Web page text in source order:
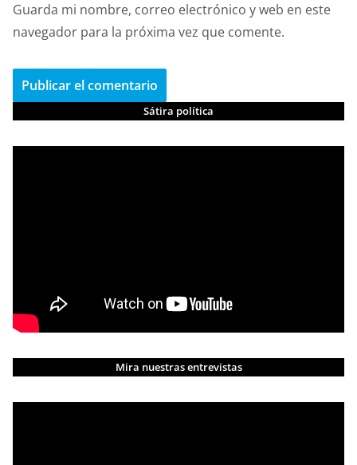
Guarda mi nombre, correo electrónico y web en este
navegador para la próxima vez que comente.
Sátira política
Mira nuestras entrevistas